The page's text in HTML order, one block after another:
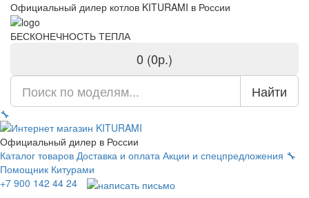
Официальный дилер котлов KITURAMI в России
БЕСКОНЕЧНОСТЬ ТЕПЛА
0 (0р.)
Найти
🔧
Официальный дилер в России
Каталог товаров Доставка и оплата Акции и спецпредложения 🔧
Помощник Китурами
+7 900 142 44 24